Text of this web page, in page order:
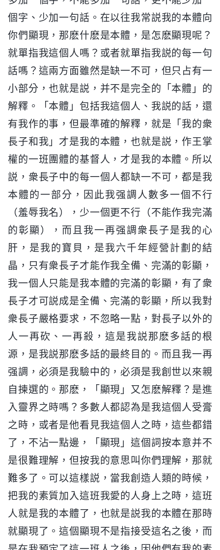
個字、少加一句話。在以往我常説我的本體向
你們顯現，那麽什麽是本體，是怎麽顯現呢？
就單指我這個人嗎？或者就單指我説的每一句
話嗎？這兩方面雖然是缺一不可，但只占有一
小部分，也就是説，并不是完全的「本體」的
解釋。「本體」包括我這個人、我説的話，還
有我作的事，但最準確的解釋，就是「我的衆
長子和我」才是我的本體，也就是説，作王掌
權的一班團體的基督人，才是我的本體。所以
説，衆長子中的每一個人都缺一不可，都是我
本體的一部分，因此我强調人數多一個不行
（羞辱我名），少一個更不行（不能作我完滿
的彰顯），而且我一再强調衆長子是我的心
肝，是我的寶貝，是我六千年經營計劃的結
晶，只有衆長子才能作我全備、完滿的彰顯，
我一個人只能是我本體的完滿的彰顯，有了衆
長子才可説成是全備、完滿的彰顯，所以我對
衆長子嚴格要求，不忽略一點，對長子以外的
人一再砍、一再殺，這是我説那麽多話的根
源，是我説那麽多話的最終目的。而且我一再
强調，必須是我驗中的，必須是我創世以來親
自揀選的。那麽，「顯現」又怎麽解釋？是進
入靈界之時嗎？多數人都認為是我這個人受膏
之時，或者是他看見我這個人之時，這些都錯
了，不沾一點邊，「顯現」這個詞按本意并不
是很難理解，但按我的意思叫你們理解，那就
難多了。可以這樣説，當我創造人類的時候，
把我的素質加入這班我愛的人身上之時，這班
人就是我的本體了，也就是説我的本體在那時
就顯現了。這個顯現不是指接受這名之後，而